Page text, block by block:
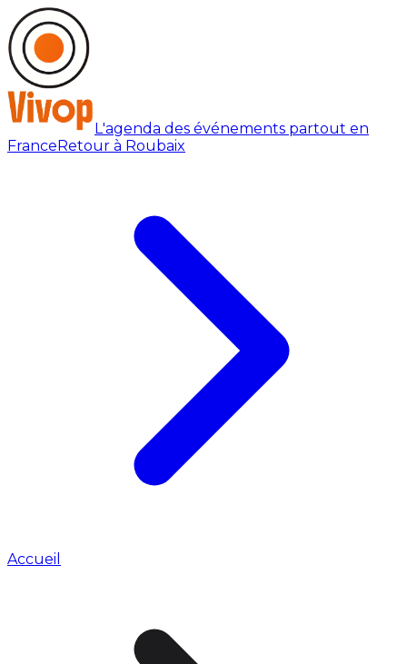
L'agenda des événements partout en
FranceRetour à Roubaix
Accueil